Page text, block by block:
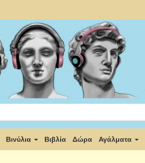
Βινύλια Βιβλία Δώρα Αγάλματα